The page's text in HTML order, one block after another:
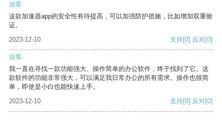
游客
这款加速器app的安全性有待提高，可以加强防护措施，比如增加双重验
证。
2023-12-10
支持[0] 反对[0]
游客
我一直在寻找一款功能强大、操作简单的办公软件，终于找到了它。这
款软件的功能非常强大，可以满足我日常办公的所有需求。操作也很简
单，即使是小白也能快速上手。
2023-12-10
支持[0] 反对[0]